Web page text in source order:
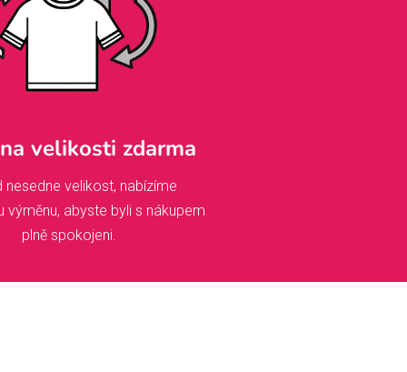
velikosti zdarma
nesedne velikost, nabízíme
výměnu, abyste byli s nákupem
plně spokojeni.